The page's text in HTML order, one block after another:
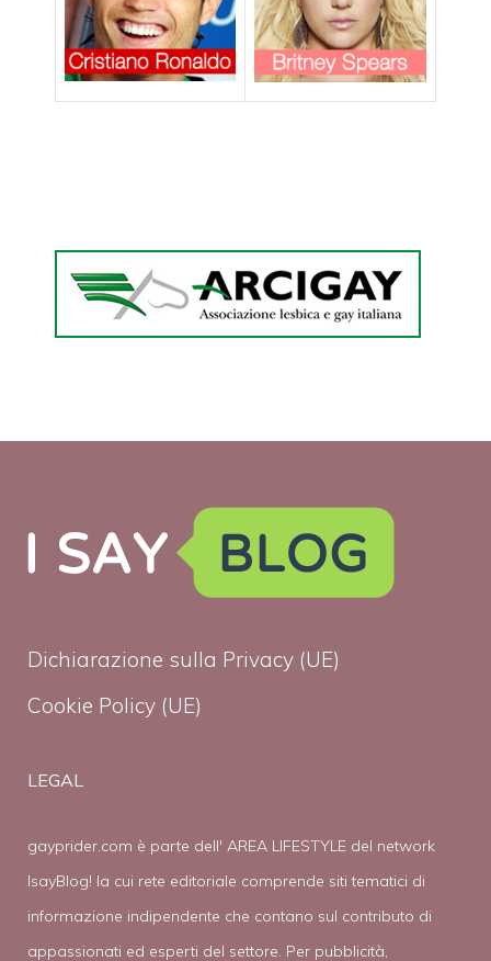
Dichiarazione sulla Privacy (UE)
Cookie Policy (UE)
LEGAL
gayprider.com è parte dell' AREA LIFESTYLE del network
IsayBlog! la cui rete editoriale comprende siti tematici di
informazione indipendente che contano sul contributo di
appassionati ed esperti del settore. Per pubblicità,